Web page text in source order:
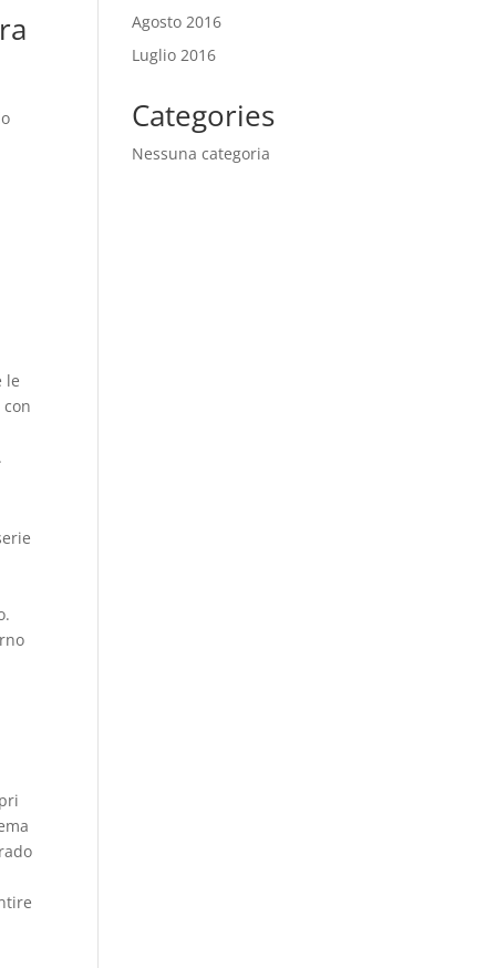
le
Agosto 2016
Luglio 2016
Categories
Nessuna categoria